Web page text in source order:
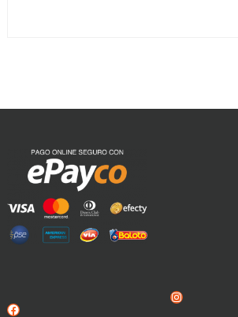
Instagram
Facebook